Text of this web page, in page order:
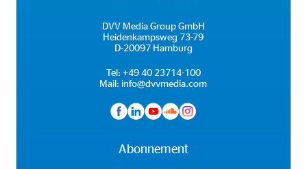
DVV Media Group GmbH
Heidenkampsweg 73-79
D-20097 Hamburg
Tel: +49 40 23714-100
Mail: info@dvvmedia.com
Abonnement